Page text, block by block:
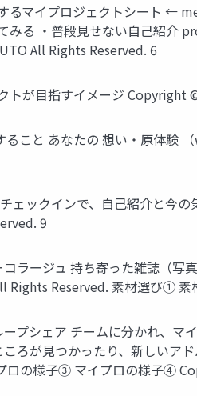
るマイプロジェクトシート ←
みる ・普段見せない自己紹介
All Rights Reserved. 6
トが目指すイメージ Copyright
こと あなたの 想い・原体験
ェックインで、自己紹介と今
9
コラージュ 持ち寄った雑誌（
Rights Reserved. 素材選び①
プシェア チームに分かれ、マ
ろが見つかったり、新しいア
ロの様子③ マイプロの様子④